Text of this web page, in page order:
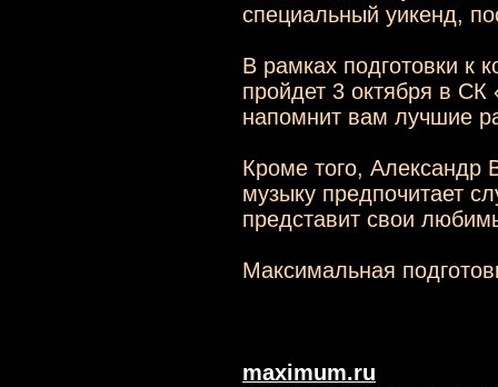
специальный уикенд,
В рамках подготовки к
пройдет 3 октября в
напомнит вам лучшие
Кроме того, Александр
музыку предпочитает
представит свои
Максимальная
maximum.ru